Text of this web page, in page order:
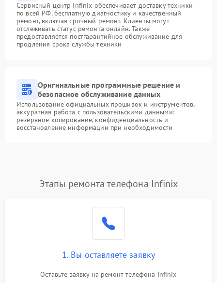
Сервисный центр Infinix обеспечивает доставку техники
по всей РФ, бесплатную диагностику и качественный
ремонт, включая срочный ремонт. Клиенты могут
отслеживать статус ремонта онлайн. Также
предоставляется постгарантийное обслуживание для
продления срока службы техники
Оригинальные программные решение и
безопасное обслуживание данных
Использование официальных прошивок и инструментов,
аккуратная работа с пользовательскими данными:
резервное копирование, конфиденциальность и
восстановление информации при необходимости
Этапы ремонта телефона Infinix
1. Вы оставляете заявку
Оставьте заявку на ремонт телефона Infinix